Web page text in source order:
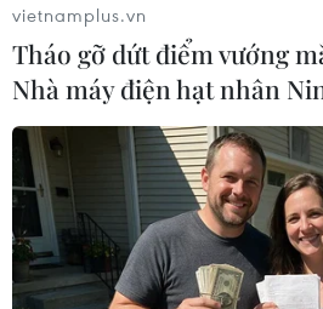
TIN LIÊN QUAN
vietnamplus.vn
Tháo gỡ dứt điểm vướng
Nhà máy điện hạt nhân